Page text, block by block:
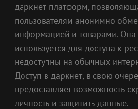
даркнет-платформ,
пользователям анонимно
информацией и товарами. Она
используется для доступа к
недоступны на обычных
Доступ в даркнет, в свою
предоставляет возможность
личность и защитить данные.